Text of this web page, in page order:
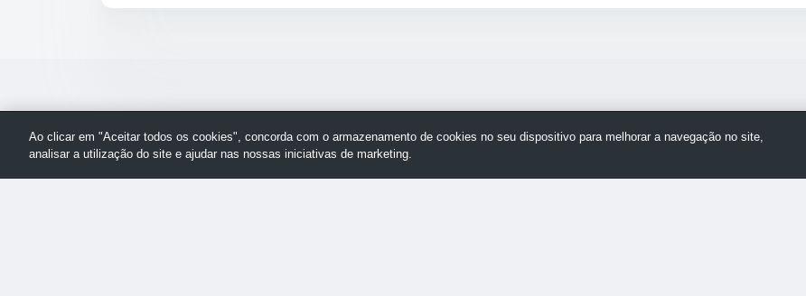
Ao clicar em "Aceitar todos os cookies", concorda com o armazenamento de cookies no seu dispositivo para melhorar a navegação no site,
analisar a utilização do site e ajudar nas nossas iniciativas de marketing.